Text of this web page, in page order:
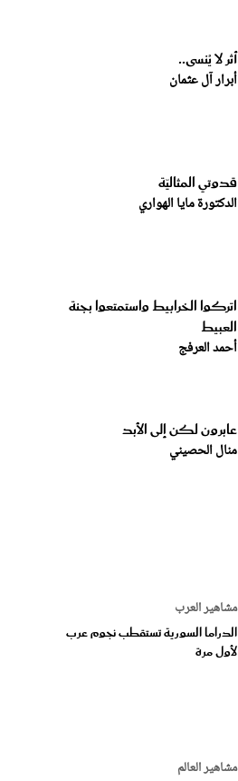
أثر لا يُنسى..
أبرار آل عثمان
قدوتي المثاليّة
الدكتورة مايا الهواري
اتركوا الخرابيط واستمتعوا بجنة
العبيط
أحمد العرفج
عابرون لكن إلى الأبد
منال الحصيني
مشاهير العرب
الدراما السورية تستقطب نجوم عرب
لأول مرة
مشاهير العالم